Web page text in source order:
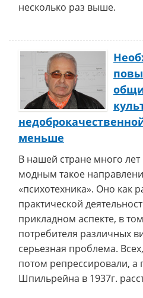
несколько раз выше.
меньше
В нашей стране много лет
модным такое
«психотехника». Оно как
практической
прикладном аспекте, в
потребителя различных
серьезная проблема.
потом репрессировали, а
Шпильрейна в 1937г.